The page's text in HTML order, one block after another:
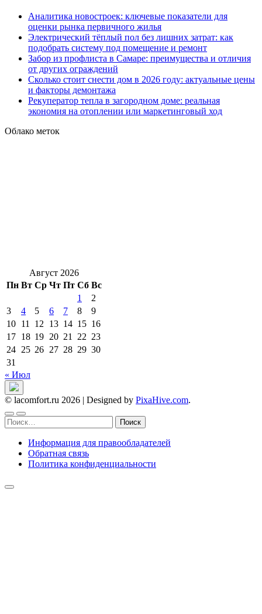
Аналитика новостроек: ключевые показатели для
оценки рынка первичного жилья
Электрический тёплый пол без лишних затрат: как
подобрать систему под помещение и ремонт
Забор из профлиста в Самаре: преимущества и отличия
от других ограждений
Сколько стоит снести дом в 2026 году: актуальные цены
и факторы демонтажа
Рекуператор тепла в загородном доме: реальная
экономия на отоплении или маркетинговый ход
Облако меток
Август 2026
Пн Вт Ср Чт Пт Сб Вс
1
2
3
4 5 6 7 8
9
10 11 12 13 14 15 16
17 18 19 20 21 22 23
24 25 26 27 28 29 30
31
« Июл
© lacomfort.ru 2026 | Designed by PixaHive.com.
Найти:
Информация для правообладателей
Обратная связь
Политика конфиденциальности